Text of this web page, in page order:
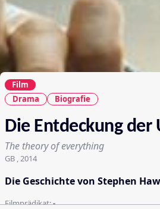
Film
Drama
Biografie
Die Entdeckung
The theory of everything
GB , 2014
Die Geschichte von Stephen
Filmprädikat:-